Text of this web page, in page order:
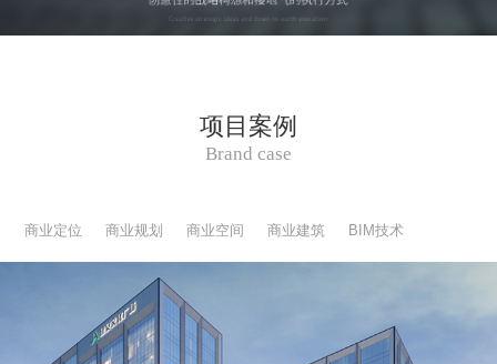
项目案例
Brand case
商业定位 商业规划 商业空间 商业建筑 BIM技术